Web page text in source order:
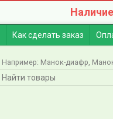
Как сделать заказ
Например: Манок-диафр